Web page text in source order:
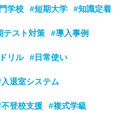
学校 #短期大学 #知識定着
テスト対策 #導入事例
リル #日常使い
退室システム
登校支援 #複式学級